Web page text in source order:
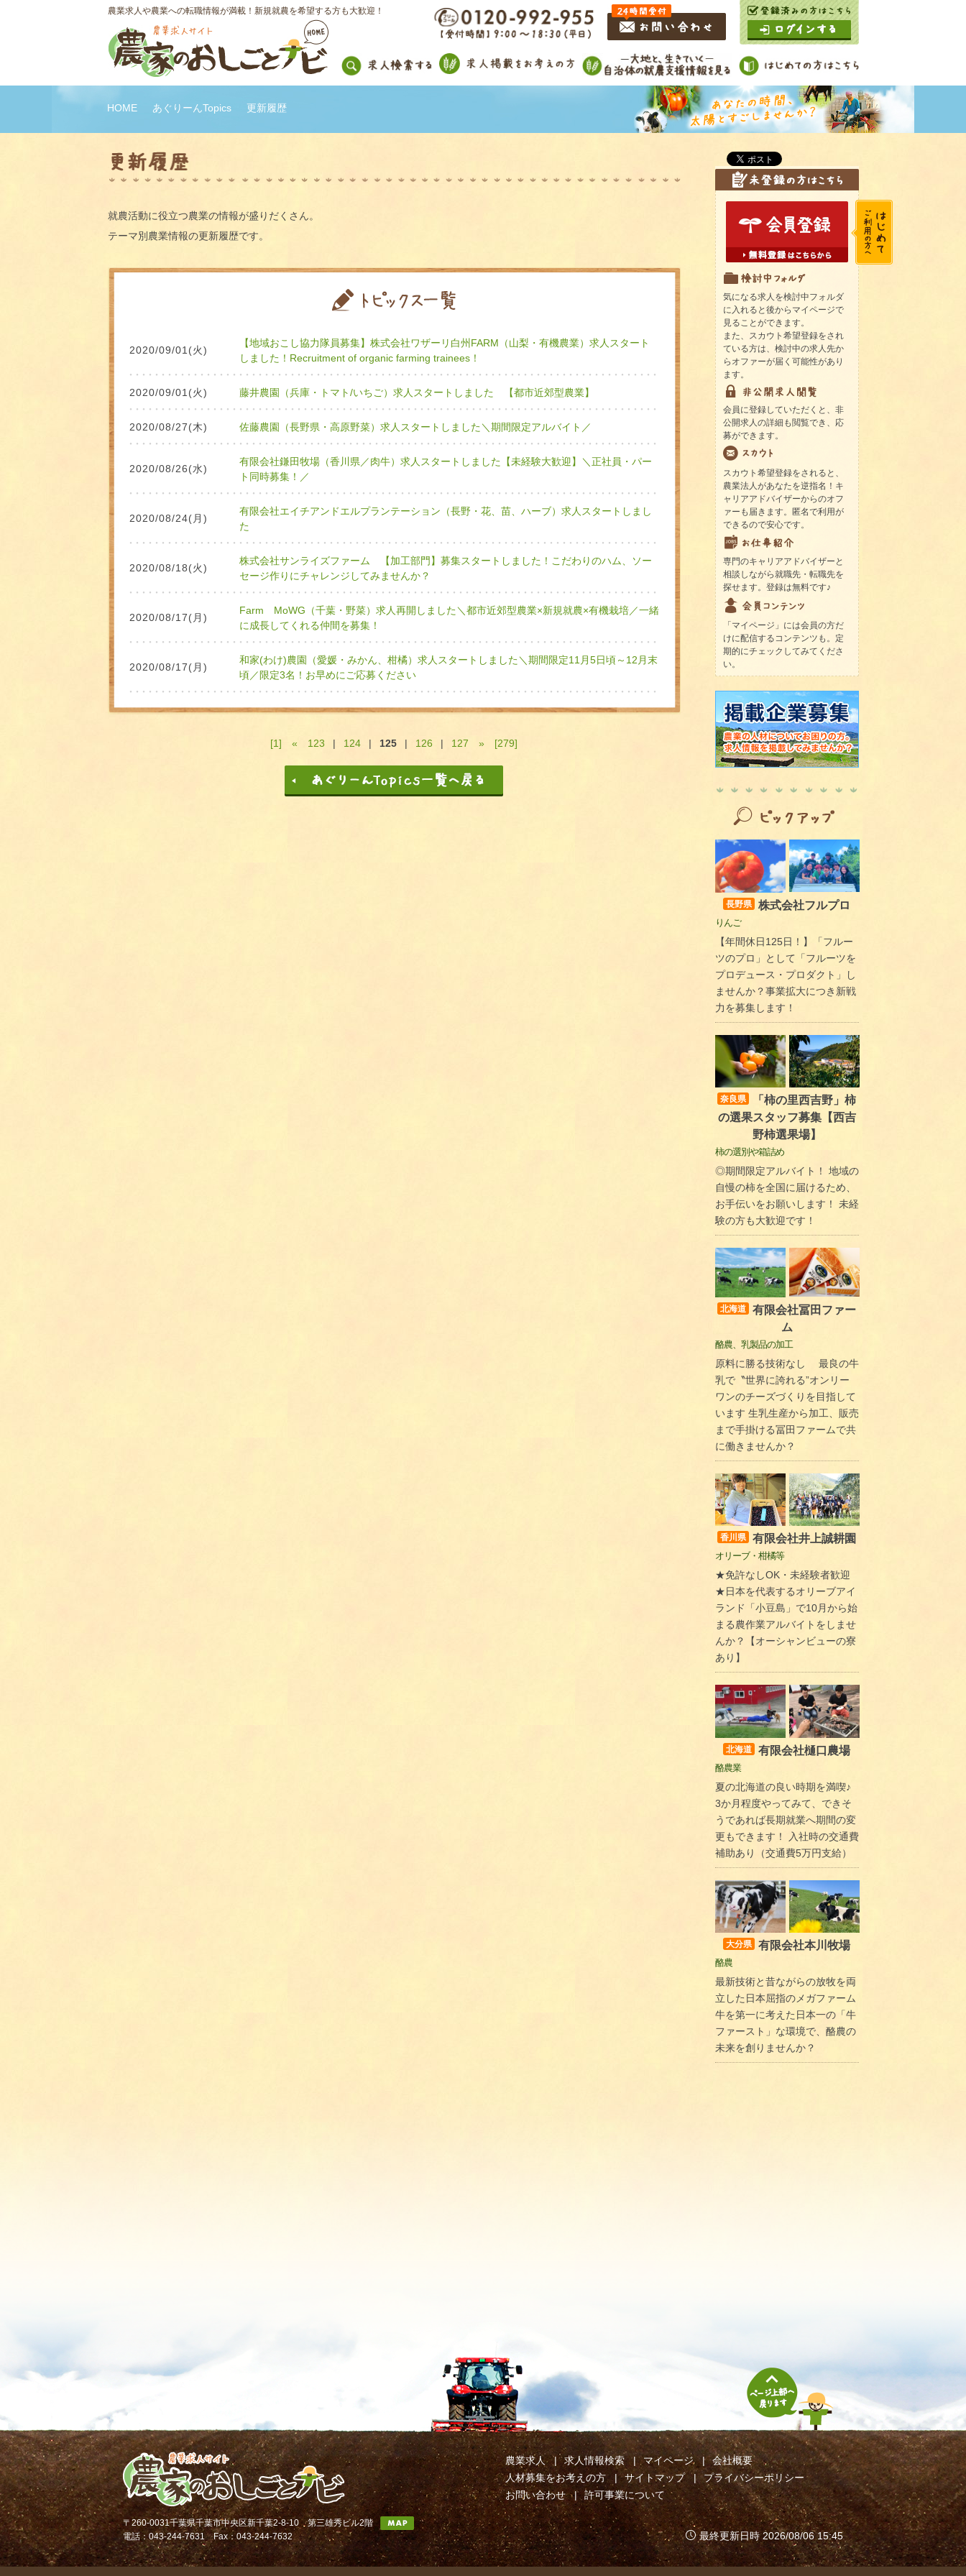
農業求人や農業への転職情報が満載！新規就農を希望する方も大歓迎！
HOME あぐりーんTopics 更新履歴
就農活動に役立つ農業の情報が盛りだくさん。
テーマ別農業情報の更新履歴です。
2020/09/01(火)
【地域おこし協力隊員募集】株式会社ワザーリ白州FARM（山梨・有機農業）求人スタート
しました！Recruitment of organic farming trainees！
2020/09/01(火) 藤井農園（兵庫・トマト/いちご）求人スタートしました 【都市近郊型農業】
2020/08/27(木) 佐藤農園（長野県・高原野菜）求人スタートしました＼期間限定アルバイト／
2020/08/26(水)
有限会社鎌田牧場（香川県／肉牛）求人スタートしました【未経験大歓迎】＼正社員・パー
ト同時募集！／
2020/08/24(月)
有限会社エイチアンドエルプランテーション（長野・花、苗、ハーブ）求人スタートしまし
た
2020/08/18(火)
株式会社サンライズファーム 【加工部門】募集スタートしました！こだわりのハム、ソー
セージ作りにチャレンジしてみませんか？
2020/08/17(月)
Farm MoWG（千葉・野菜）求人再開しました＼都市近郊型農業×新規就農×有機栽培／一緒
に成長してくれる仲間を募集！
2020/08/17(月)
和家(わけ)農園（愛媛・みかん、柑橘）求人スタートしました＼期間限定11月5日頃～12月末
頃／限定3名！お早めにご応募ください
[1] « 123 | 124 | 125 | 126 | 127 » [279]
気になる求人を検討中フォルダ
に入れると後からマイページで
見ることができます。
また、スカウト希望登録をされ
ている方は、検討中の求人先か
らオファーが届く可能性があり
ます。
会員に登録していただくと、非
公開求人の詳細も閲覧でき、応
募ができます。
スカウト希望登録をされると、
農業法人があなたを逆指名！キ
ャリアアドバイザーからのオフ
ァーも届きます。匿名で利用が
できるので安心です。
専門のキャリアアドバイザーと
相談しながら就職先・転職先を
探せます。登録は無料です♪
「マイページ」には会員の方だ
けに配信するコンテンツも。定
期的にチェックしてみてくださ
い。
長野県 株式会社フルプロ
りんご
【年間休日125日！】「フルー
ツのプロ」として「フルーツを
プロデュース・プロダクト」し
ませんか？事業拡大につき新戦
力を募集します！
奈良県
「柿の里西吉野」柿
の選果スタッフ募集【西吉
野柿選果場】
柿の選別や箱詰め
◎期間限定アルバイト！ 地域の
自慢の柿を全国に届けるため、
お手伝いをお願いします！ 未経
験の方も大歓迎です！
北海道
有限会社冨田ファー
ム
酪農、乳製品の加工
原料に勝る技術なし 最良の牛
乳で〝世界に誇れる”オンリー
ワンのチーズづくりを目指して
います 生乳生産から加工、販売
まで手掛ける冨田ファームで共
に働きませんか？
香川県 有限会社井上誠耕園
オリーブ・柑橘等
★免許なしOK・未経験者歓迎
★日本を代表するオリーブアイ
ランド「小豆島」で10月から始
まる農作業アルバイトをしませ
んか？【オーシャンビューの寮
あり】
北海道 有限会社樋口農場
酪農業
夏の北海道の良い時期を満喫♪
3か月程度やってみて、できそ
うであれば長期就業へ期間の変
更もできます！ 入社時の交通費
補助あり（交通費5万円支給）
大分県 有限会社本川牧場
酪農
最新技術と昔ながらの放牧を両
立した日本屈指のメガファーム
牛を第一に考えた日本一の「牛
ファースト」な環境で、酪農の
未来を創りませんか？
〒260-0031千葉県千葉市中央区新千葉2-8-10 第三雄秀ビル2階
電話：043-244-7631 Fax：043-244-7632
農業求人 求人情報検索 マイページ
会社概要
人材募集をお考えの方
サイトマップ
プライバシーポリシー
お問い合わせ
許可事業について
最終更新日時 2026/08/06 15:45